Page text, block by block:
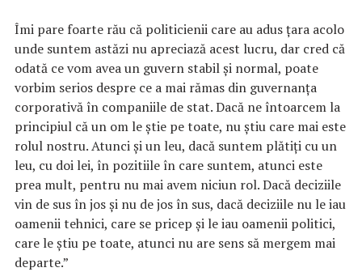
Îmi pare foarte rău că politicienii care au adus țara acolo
unde suntem astăzi nu apreciază acest lucru, dar cred că
odată ce vom avea un guvern stabil și normal, poate
vorbim serios despre ce a mai rămas din guvernanța
corporativă în companiile de stat. Dacă ne întoarcem la
principiul că un om le știe pe toate, nu știu care mai este
rolul nostru. Atunci și un leu, dacă suntem plătiți cu un
leu, cu doi lei, în pozitiile în care suntem, atunci este
prea mult, pentru nu mai avem niciun rol. Dacă deciziile
vin de sus în jos și nu de jos în sus, dacă deciziile nu le iau
oamenii tehnici, care se pricep și le iau oamenii politici,
care le știu pe toate, atunci nu are sens să mergem mai
departe.”